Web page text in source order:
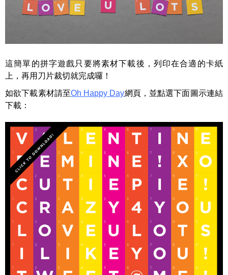
這簡單的拼字遊戲只要將素材下載後，列印在合適的卡紙
上，再用刀片裁切就完成囉！
如欲下載素材請至Oh Happy Day網頁，並點選下面圖示連結
下載：